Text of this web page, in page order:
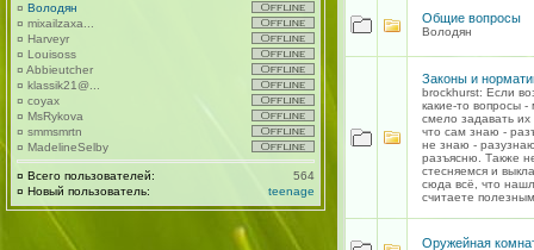
¤ Володян
¤ mixailzaxa...
¤ Harveyr
¤ Louisoss
¤ Abbieutcher
¤ klassik21@...
¤ coyax
¤ MsRykova
¤ smmsmrtn
¤ MadelineSelby
¤ Всего пользователей:
564
¤ Новый пользователь: teenage
Общие вопросы
Володян
Законы и
brockhurst: Если
какие-то вопросы
смело задавать их
что сам знаю -
не знаю -
разъясню. Также
стесняемся и
сюда всё, что
считаете
Оружейная